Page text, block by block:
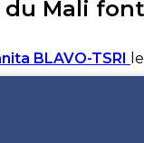
du Mali
BLAVO-TSRI le